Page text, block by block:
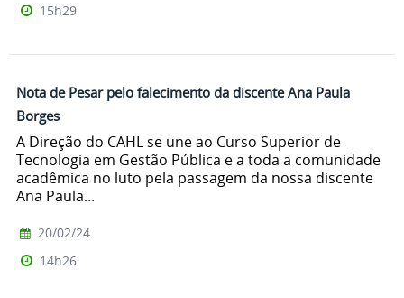
15h29
Nota de Pesar pelo falecimento da discente Ana Paula
Borges
A Direção do CAHL se une ao Curso Superior de
Tecnologia em Gestão Pública e a toda a comunidade
acadêmica no luto pela passagem da nossa discente
Ana Paula...
20/02/24
14h26